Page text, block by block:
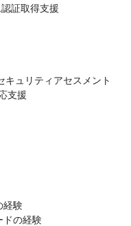
証取得支援
ュリティアセスメント
支援
経験
ドの経験